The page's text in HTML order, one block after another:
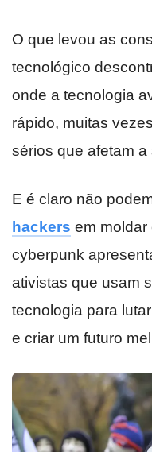
O que levou as
tecnológico
onde a tecnologia
rápido, muitas
sérios que afetam
E é claro não
hackers em moldar
cyberpunk
ativistas que usam
tecnologia para
e criar um futuro